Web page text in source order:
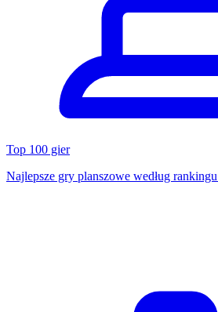
Top 100 gier
Najlepsze gry planszowe według